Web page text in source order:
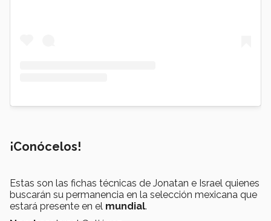
¡Conócelos!
Estas son las fichas técnicas de Jonatan e Israel quienes
buscarán su permanencia en la selección mexicana que
estará presente en el mundial.